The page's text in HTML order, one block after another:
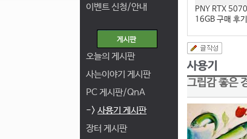
이벤트 신청/안내
오늘의 게시판
사는이야기 게시판
PC 게시판/QnA
-> 사용기 게시판
장터 게시판
PNY RTX
16GB 구매 후기
그립감 좋은